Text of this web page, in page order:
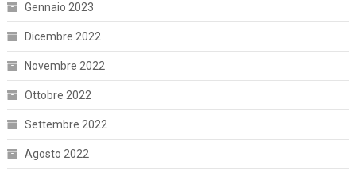
Gennaio 2023
Dicembre 2022
Novembre 2022
Ottobre 2022
Settembre 2022
Agosto 2022